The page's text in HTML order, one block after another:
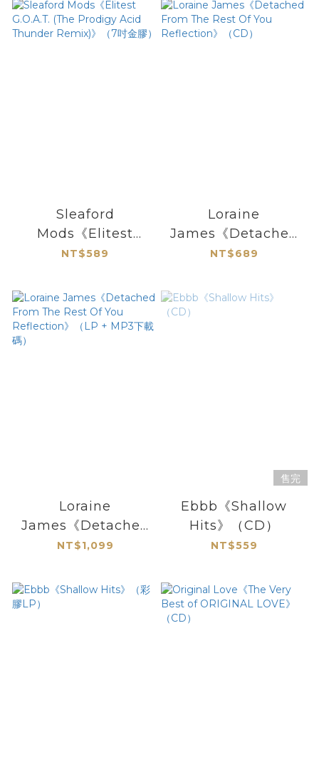
Edition)》（圖案膠
LP）
Sleaford
Mods《Elitest
G.O.A.T. (The
Thunder Remix)》
（7吋金膠）
NT$589
Loraine
James《Detached
From The Rest Of
（CD）
NT$689
Loraine
James《Detached
From The Rest Of
（LP + MP3下載碼）
NT$1,099
售完
Ebbb《Shallow
Hits》（CD）
NT$559